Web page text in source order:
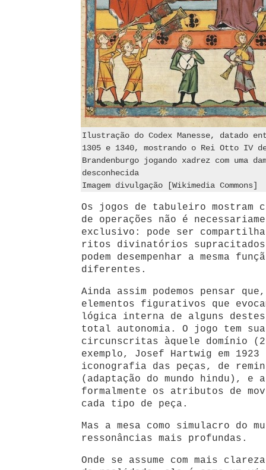
Ilustração do Codex Manesse, datado
1305 e 1340, mostrando o Rei Otto IV
Brandenburgo jogando xadrez com uma
desconhecida
Imagem divulgação [Wikimedia Commons]
Os jogos de tabuleiro mostram
de operações não é
exclusivo: pode ser
ritos divinatórios supracitados,
podem desempenhar a mesma
diferentes.
Ainda assim podemos pensar
elementos figurativos que
lógica interna de alguns destes
total autonomia. O jogo tem
circunscritas àquele domínio
exemplo, Josef Hartwig em
iconografia das peças, de
(adaptação do mundo hindu),
formalmente os atributos de
cada tipo de peça.
Mas a mesa como simulacro do
ressonâncias mais profundas.
Onde se assume com mais